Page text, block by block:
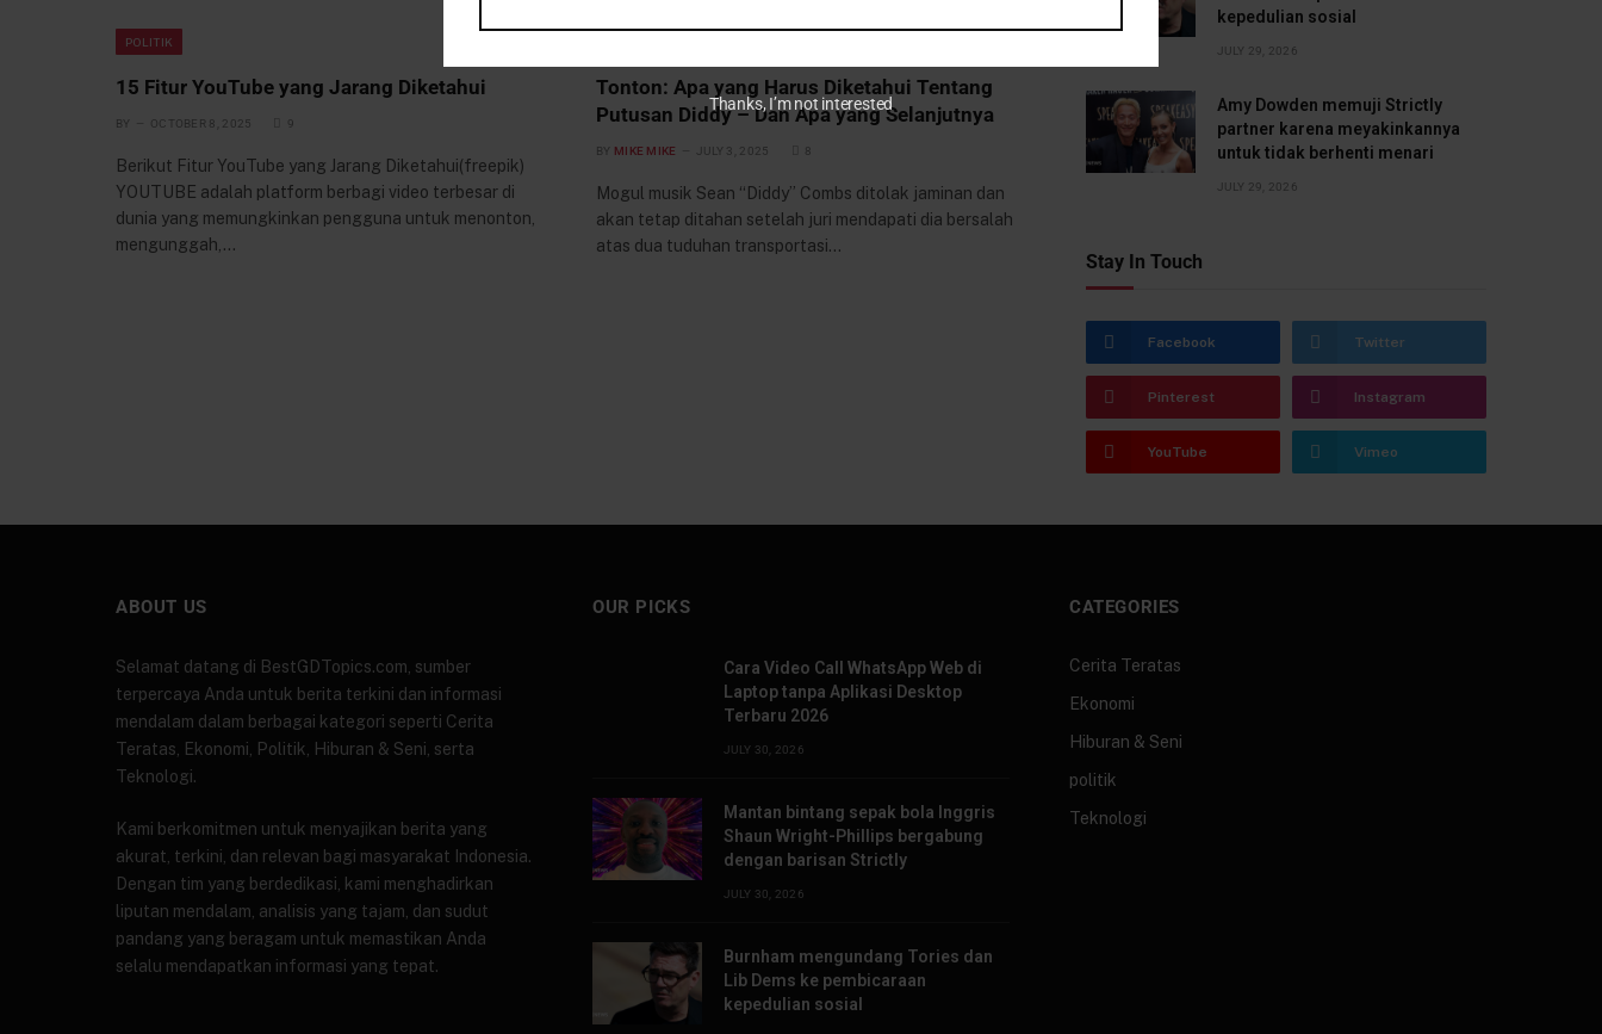
POLITIK
15 Fitur YouTube yang Jarang Diketahui
BY OCTOBER 8, 2025 9
Berikut Fitur YouTube yang Jarang Diketahui(freepik)
YOUTUBE adalah platform berbagi video terbesar di
dunia yang memungkinkan pengguna untuk menonton,
mengunggah,…
Tonton: Apa yang Harus Diketahui Tentang
Putusan Diddy – Dan Apa yang Selanjutnya
BY MIKE MIKE JULY 3, 2025 8
Mogul musik Sean “Diddy” Combs ditolak jaminan dan
akan tetap ditahan setelah juri mendapati dia bersalah
atas dua tuduhan transportasi…
kepedulian sosial
JULY 29, 2026
Amy Dowden memuji Strictly
partner karena meyakinkannya
untuk tidak berhenti menari
JULY 29, 2026
Stay In Touch
Facebook Twitter
Pinterest Instagram
YouTube Vimeo
ABOUT US
Selamat datang di BestGDTopics.com, sumber
terpercaya Anda untuk berita terkini dan informasi
mendalam dalam berbagai kategori seperti Cerita
Teratas, Ekonomi, Politik, Hiburan & Seni, serta
Teknologi.
Kami berkomitmen untuk menyajikan berita yang
akurat, terkini, dan relevan bagi masyarakat Indonesia.
Dengan tim yang berdedikasi, kami menghadirkan
liputan mendalam, analisis yang tajam, dan sudut
pandang yang beragam untuk memastikan Anda
selalu mendapatkan informasi yang tepat.
OUR PICKS
Cara Video Call WhatsApp Web di
Laptop tanpa Aplikasi Desktop
Terbaru 2026
JULY 30, 2026
Mantan bintang sepak bola Inggris
Shaun Wright-Phillips bergabung
dengan barisan Strictly
JULY 30, 2026
Burnham mengundang Tories dan
Lib Dems ke pembicaraan
kepedulian sosial
CATEGORIES
Cerita Teratas
Ekonomi
Hiburan & Seni
politik
Teknologi
Thanks, I’m not interested